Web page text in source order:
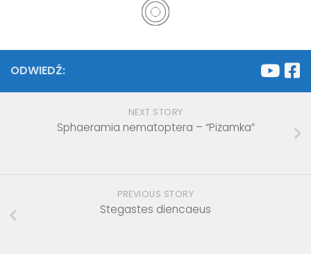
ODWIEDŹ:
NEXT STORY
Sphaeramia nematoptera – “Piżamka”
PREVIOUS STORY
Stegastes diencaeus